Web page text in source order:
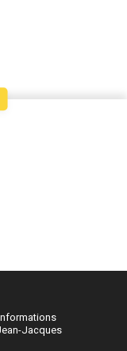
Jacques